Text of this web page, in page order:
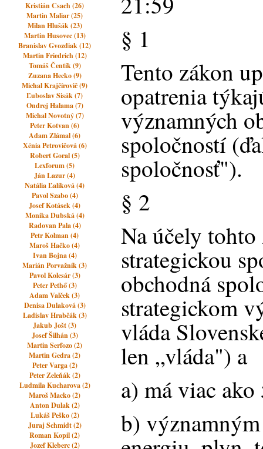
Kristián Csach (26)
Martin Maliar (25)
Milan Hlušák (23)
Martin Husovec (13)
Branislav Gvozdiak (12)
Martin Friedrich (12)
Tomáš Čentík (9)
Zuzana Hecko (9)
Michal Krajčírovič (9)
Ľuboslav Sisák (7)
Ondrej Halama (7)
Michal Novotný (7)
Peter Kotvan (6)
Adam Zlámal (6)
Xénia Petrovičová (6)
Robert Goral (5)
Lexforum (5)
Ján Lazur (4)
Natália Ľalíková (4)
Pavol Szabo (4)
Josef Kotásek (4)
Monika Dubská (4)
Radovan Pala (4)
Petr Kolman (4)
Maroš Hačko (4)
Ivan Bojna (4)
Marián Porvažník (3)
Pavol Kolesár (3)
Peter Pethő (3)
Adam Valček (3)
Denisa Dulaková (3)
Ladislav Hrabčák (3)
Jakub Jošt (3)
Josef Šilhán (3)
Martin Serfozo (2)
Martin Gedra (2)
Peter Varga (2)
Peter Zeleňák (2)
Ludmila Kucharova (2)
Maroš Macko (2)
Anton Dulak (2)
Lukáš Peško (2)
Juraj Schmidt (2)
Roman Kopil (2)
Jozef Kleberc (2)
§ 1
Tento zákon
opatrenia
významných
spoločností
spoločnosť").
§ 2
Na účely tohto
strategickou
obchodná
strategickom
vláda
len „vláda") a
a) má viac ako
b)